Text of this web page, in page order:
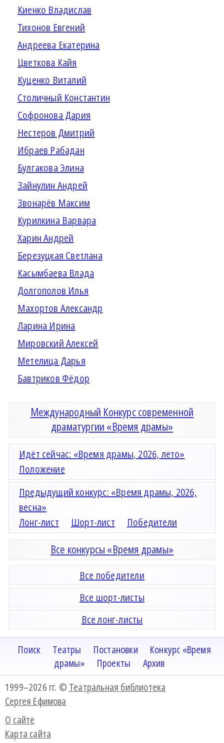
Киенко Владислав
Тихонов Евгений
Андреева Екатерина
Цветкова Кайя
Куценко Виталий
Столичный Константин
Софронова Дария
Нестеров Дмитрий
Ибраев Рабадан
Булгакова Элина
Зайнулин Андрей
Звонарёв Максим
Курилкина Варвара
Харин Андрей
Березуцкая Светлана
Касымбаева Влада
Долгополов Илья
Махортов Александр
Ларина Ирина
Мировский Алексей
Метелица Дарья
Бавтриков Фёдор
Международный Конкурс современной
драматургии «Время драмы»
Идёт сейчас: «Время драмы, 2026, лето»
Положение
Предыдущий конкурс: «Время драмы, 2026,
весна»
Лонг-лист
Шорт-лист Победители
Все конкурсы «Время драмы»
Все победители
Все шорт-листы
Все лонг-листы
Поиск Театры Постановки
Конкурс «Время
драмы»
Проекты
Архив
1999–2026 гг. © Театральная библиотека
Сергея Ефимова
О сайте
Карта сайта